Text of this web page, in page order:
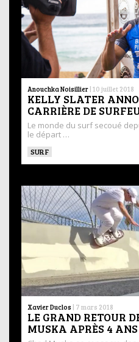
Anouchka Noisillier | 10 juillet 2018
KELLY SLATER
CARRIÈRE DE
Le monde du surf secoué
le départ …
SURF
Xavier Duclos | 7 mars 2018
LE GRAND RETOUR
MUSKA APRÈS 4 ANS